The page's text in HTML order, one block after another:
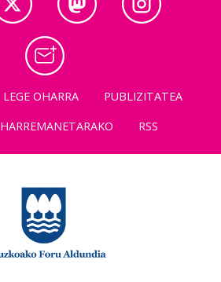
LEGE OHARRA
PUBLIZITATEA
HARREMANETARAKO RSS